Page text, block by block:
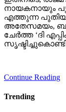
അതേസമയം,
ചേര്‍ത്ത ‘ദി
Trending